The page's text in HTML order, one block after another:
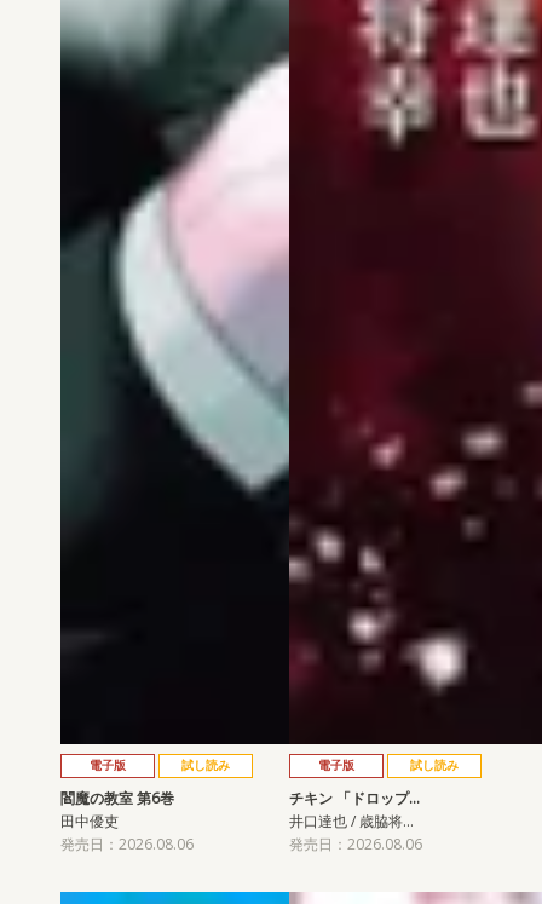
電子版 試し読み
閻魔の教室 第6巻
田中優吏
発売日：2026.08.06
電子版 試し読み
チキン 「ドロップ…
井口達也 / 歳脇将…
発売日：2026.08.06